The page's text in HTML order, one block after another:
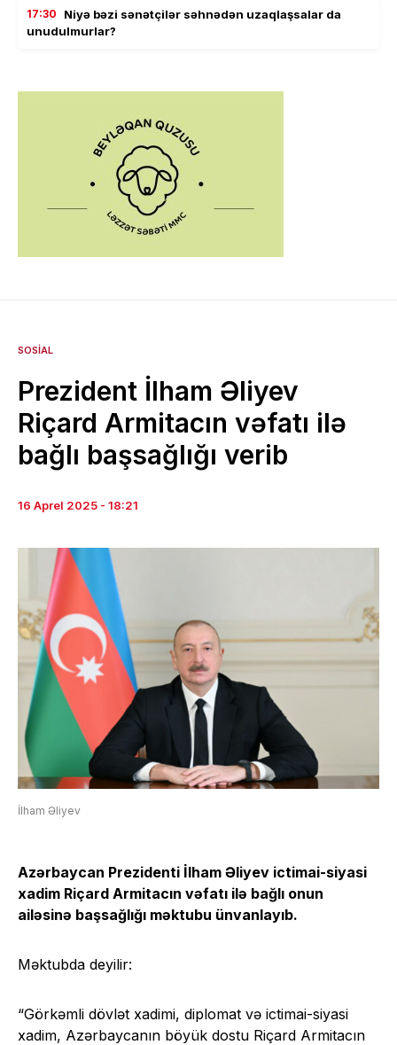
17:30
Niyə bəzi sənətçilər səhnədən uzaqlaşsalar da
unudulmurlar?
SOSIAL
Prezident İlham Əliyev
Riçard Armitacın vəfatı ilə
bağlı başsağlığı verib
16 Aprel 2025 - 18:21
İlham Əliyev
Azərbaycan Prezidenti İlham Əliyev ictimai-siyasi
xadim Riçard Armitacın vəfatı ilə bağlı onun
ailəsinə başsağlığı məktubu ünvanlayıb.
Məktubda deyilir:
“Görkəmli dövlət xadimi, diplomat və ictimai-siyasi
xadim, Azərbaycanın böyük dostu Riçard Armitacın